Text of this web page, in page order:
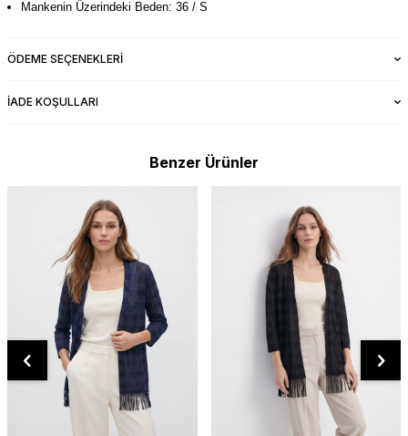
Mankenin Üzerindeki Beden: 36 / S
ÖDEME SEÇENEKLERI
İADE KOŞULLARI
Benzer Ürünler